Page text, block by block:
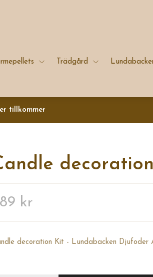
Trädgård
tillkommer
kr
decoration Kit - Lundabacken Djufoder